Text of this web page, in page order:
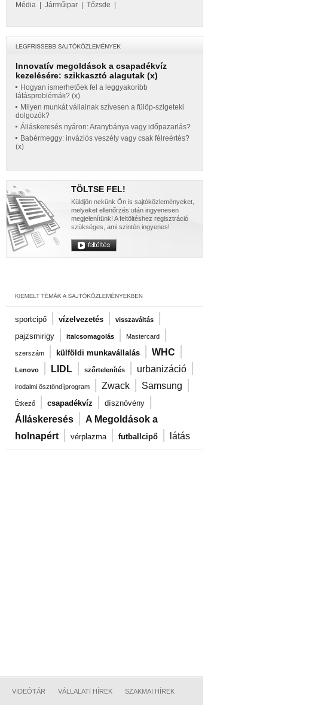
Média
Járműipar Tőzsde
Innovatív megoldások a csapadékvíz
kezelésére: szikkasztó alagutak (x)
Hogyan ismerhetőek fel a leggyakoribb
látásproblémák? (x)
Milyen munkát vállalnak szívesen a fülöp-szigeteki
dolgozók?
Álláskeresés nyáron: Aranybánya vagy időpazarlás?
Babérmeggy: inváziós veszély vagy csak félreértés?
(x)
TÖLTSE FEL!
Küldjön nekünk Ön is sajtóközleményeket,
melyeket ellenőrzés után ingyenesen
megjelenítünk! A feltöltéshez regisztráció
szükséges, ami szintén ingyenes!
sportcipő | vízelvezetés | visszaváltás |
pajzsmirigy | italcsomagolás | Mastercard |
szerszám | külföldi munkavállalás | WHC |
Lenovo | LIDL | szőrtelenítés | urbanizáció |
irodalmi ösztöndíjprogram | Zwack | Samsung |
Étkező | csapadékvíz | dísznövény |
Álláskeresés | A Megoldások a
holnapért | vérplazma | futballcipő | látás
VIDEÓTÁR VÁLLALATI HÍREK SZAKMAI HÍREK